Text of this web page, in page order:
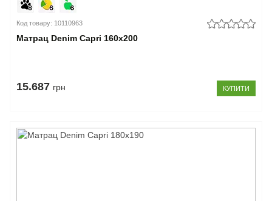
Код товару: 10110963
Матрац Denim Capri 160x200
15.687 грн КУПИТИ